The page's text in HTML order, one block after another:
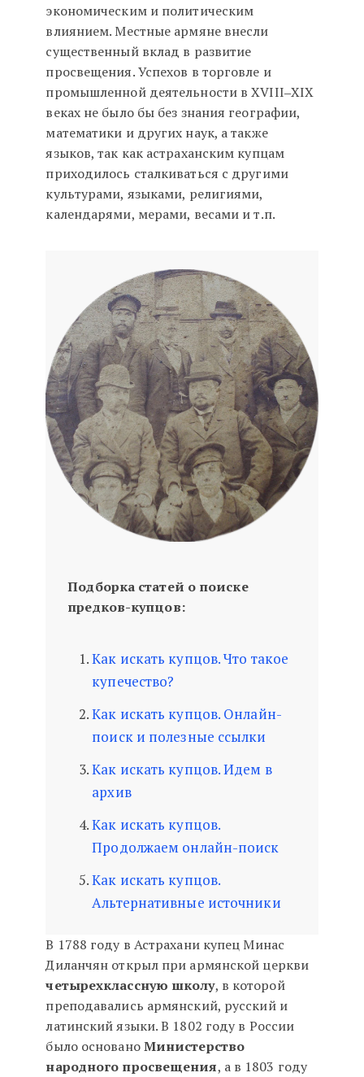
экономическим и политическим
влиянием. Местные армяне внесли
существенный вклад в развитие
просвещения. Успехов в торговле и
промышленной деятельности в XVIII‒XIX
веках не было бы без знания географии,
математики и других наук, а также
языков, так как астраханским купцам
приходилось сталкиваться с другими
культурами, языками, религиями,
календарями, мерами, весами и т.п.
Подборка статей о поиске
предков-купцов:
Как искать купцов. Что такое
купечество?
Как искать купцов. Онлайн-
поиск и полезные ссылки
Как искать купцов. Идем в
архив
Как искать купцов.
Продолжаем онлайн-поиск
Как искать купцов.
Альтернативные источники
В 1788 году в Астрахани купец Минас
Диланчян открыл при армянской церкви
четырехклассную школу, в которой
преподавались армянский, русский и
латинский языки. В 1802 году в России
было основаноМинистерство
народного просвещения, а в 1803 году